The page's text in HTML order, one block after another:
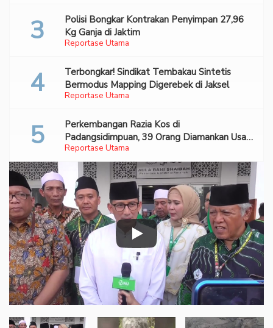
Reportase Utama
Polisi Bongkar Kontrakan Penyimpan 27,96
Kg Ganja di Jaktim
Reportase Utama
Terbongkar! Sindikat Tembakau Sintetis
Bermodus Mapping Digerebek di Jaksel
Reportase Utama
Perkembangan Razia Kos di
Padangsidimpuan, 39 Orang Diamankan Usai
Digerebek Warga